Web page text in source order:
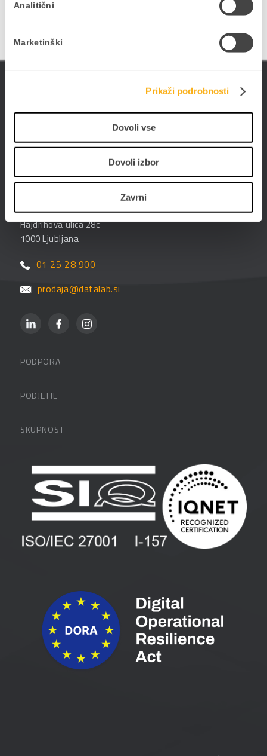
Analitični
Marketinški
Prikaži podrobnosti
Dovoli vse
Dovoli izbor
Zavrni
PANTHEON-om in storitvami ePoslovanja.
Datalab SI d.o.o.
Hajdrihova ulica 28c
1000 Ljubljana
01 25 28 900
prodaja@datalab.si
PODPORA
FAQ – pogosta vprašanja
PODJETJE
Zaposlitev
Vlagatelji
Pogoji in pogodbe
SKUPNOST
Blog
Spletni seminarji